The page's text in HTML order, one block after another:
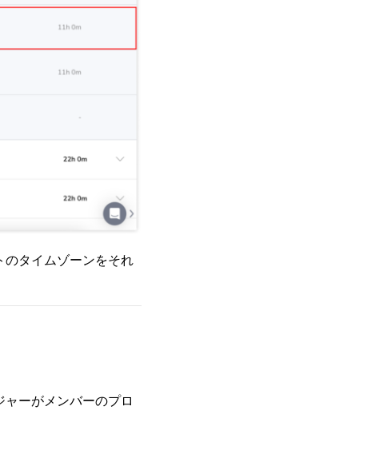
のタイムゾーンをそれ
ーがメンバーのプロ